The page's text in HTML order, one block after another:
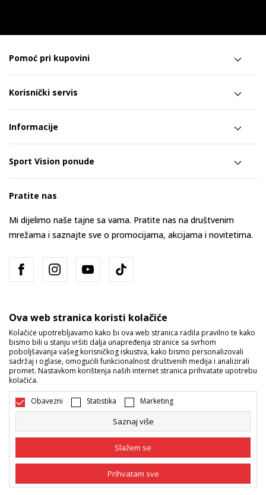
Pomoć pri kupovini
Korisnički servis
Informacije
Sport Vision ponude
Pratite nas
Mi dijelimo naše tajne sa vama. Pratite nas na društvenim
mrežama i saznajte sve o promocijama, akcijama i novitetima.
Bosna i Hercegovina Promijenite
Nastojimo da budemo što precizniji u opisu proizvoda, prikazu slika i
i bez grešaka. Svi artikli prikazani na sajtu su dio naše ponude i ne
podrazumijeva da su dostupni u svakom trenutku. Raspoloživost robe
možete provjeriti pozivom na broj 055/490-400.
©2026www.sportvision.ba, IzradaNB SOFT. Sva prava zadržana.
Ova web stranica koristi kolačiće
Kolačiće upotrebljavamo kako bi ova web stranica radila pravilno te kako
bismo bili u stanju vršiti dalja unapređenja stranice sa svrhom
poboljšavanja vašeg korisničkog iskustva, kako bismo personalizovali
sadržaj i oglase, omogućili funkcionalnost društvenih medija i analizirali
promet. Nastavkom korištenja naših internet stranica prihvatate upotrebu
kolačića.
Obavezni Statistika Marketing
Saznaj više
Slažem se
Prihvatam sve